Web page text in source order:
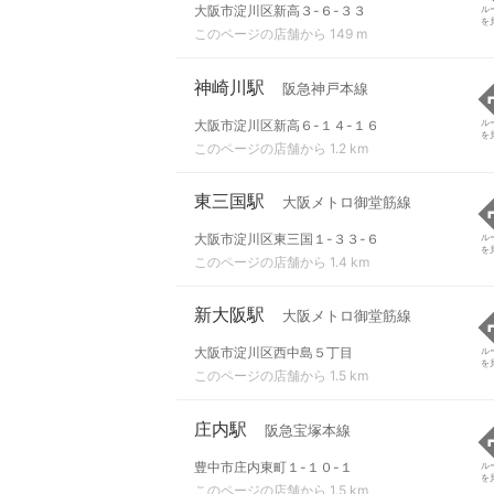
大阪市淀川区新高３-６-３３
このページの店舗から 149 m
ル
を
神崎川駅 阪急神戸本線
大阪市淀川区新高６-１４-１６
このページの店舗から 1.2 km
ル
を
東三国駅 大阪メトロ御堂筋線
大阪市淀川区東三国１-３３-６
このページの店舗から 1.4 km
ル
を
新大阪駅 大阪メトロ御堂筋線
大阪市淀川区西中島５丁目
このページの店舗から 1.5 km
ル
を
庄内駅 阪急宝塚本線
豊中市庄内東町１-１０-１
このページの店舗から 1.5 km
ル
を